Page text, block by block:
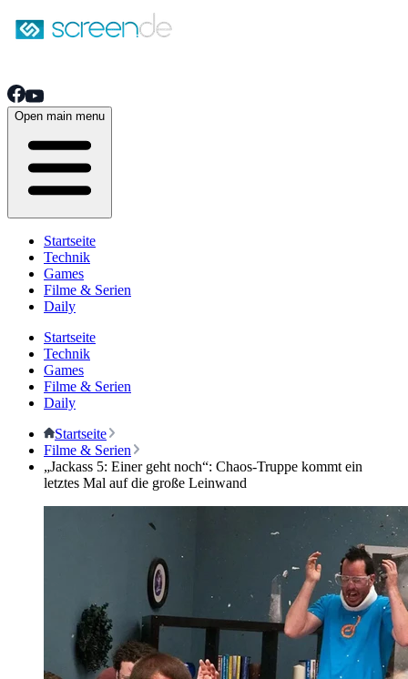
Open main menu
Startseite
Technik
Games
Filme & Serien
Daily
Startseite
Technik
Games
Filme & Serien
Daily
Startseite
Filme & Serien
„Jackass 5: Einer geht noch“: Chaos-Truppe kommt ein
letztes Mal auf die große Leinwand